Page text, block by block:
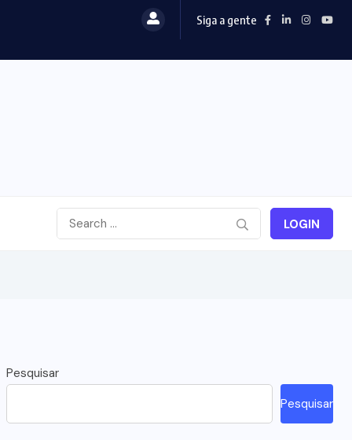
Siga a gente
LOGIN
Pesquisar
Pesquisar